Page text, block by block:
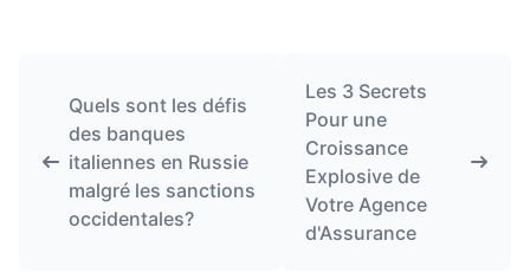
Quels sont les défis
des banques
italiennes en Russie
malgré les sanctions
occidentales?
Les 3 Secrets
Pour une
Croissance
Explosive de
Votre Agence
d'Assurance